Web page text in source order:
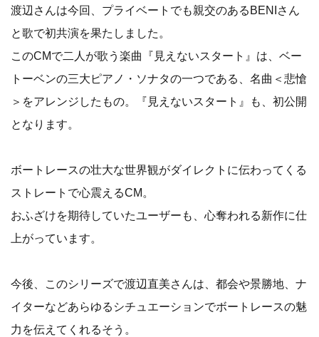
渡辺さんは今回、プライベートでも親交のあるBENIさん
と歌で初共演を果たしました。
このCMで二人が歌う楽曲『見えないスタート』は、ベー
トーベンの三大ピアノ・ソナタの一つである、名曲＜悲愴
＞をアレンジしたもの。『見えないスタート』も、初公開
となります。
ボートレースの壮大な世界観がダイレクトに伝わってくる
ストレートで心震えるCM。
おふざけを期待していたユーザーも、心奪われる新作に仕
上がっています。
今後、このシリーズで渡辺直美さんは、都会や景勝地、ナ
イターなどあらゆるシチュエーションでボートレースの魅
力を伝えてくれるそう。